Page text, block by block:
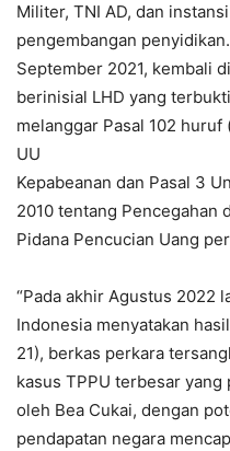
Militer, TNI AD, dan
pengembangan
September 2021, kembali
berinisial LHD yang
melanggar Pasal 102 huruf
UU
Kepabeanan dan Pasal 3
2010 tentang Pencegahan
Pidana Pencucian Uang
“Pada akhir Agustus 2022
Indonesia menyatakan
21), berkas perkara
kasus TPPU terbesar
oleh Bea Cukai, dengan
pendapatan negara